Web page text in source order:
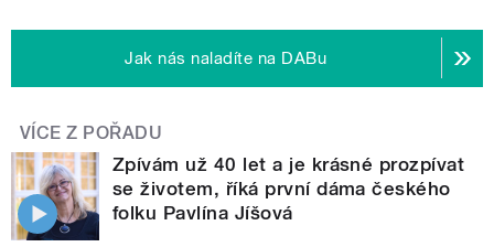
Jak nás naladíte na DABu
VÍCE Z POŘADU
Zpívám už 40 let a je krásné prozpívat
se životem, říká první dáma českého
folku Pavlína Jíšová